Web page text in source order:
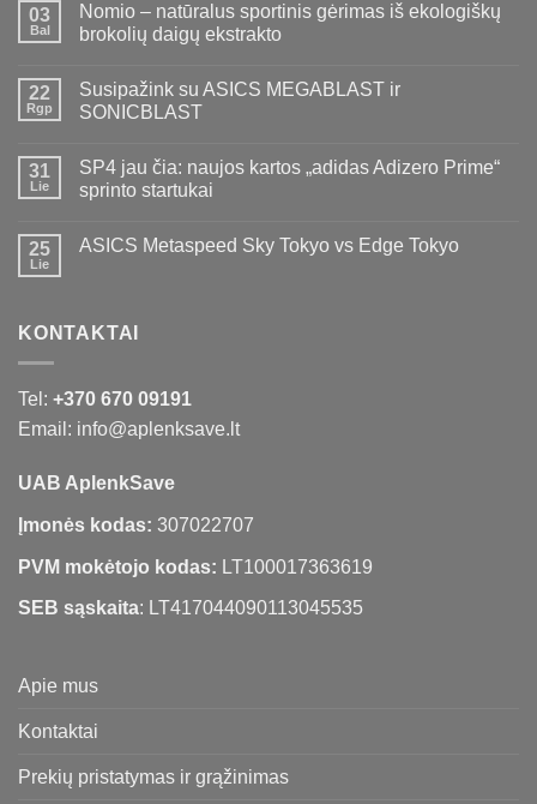
03
Bal
Nomio – natūralus sportinis gėrimas iš ekologiškų
brokolių daigų ekstrakto
22
Rgp
Susipažink su ASICS MEGABLAST ir
SONICBLAST
31
Lie
SP4 jau čia: naujos kartos „adidas Adizero Prime“
sprinto startukai
25
Lie
ASICS Metaspeed Sky Tokyo vs Edge Tokyo
KONTAKTAI
Tel: +370 670 09191
Email: info@aplenksave.lt
UAB AplenkSave
Įmonės kodas: 307022707
PVM mokėtojo kodas: LT100017363619
SEB sąskaita: LT417044090113045535
Apie mus
Kontaktai
Prekių pristatymas ir grąžinimas